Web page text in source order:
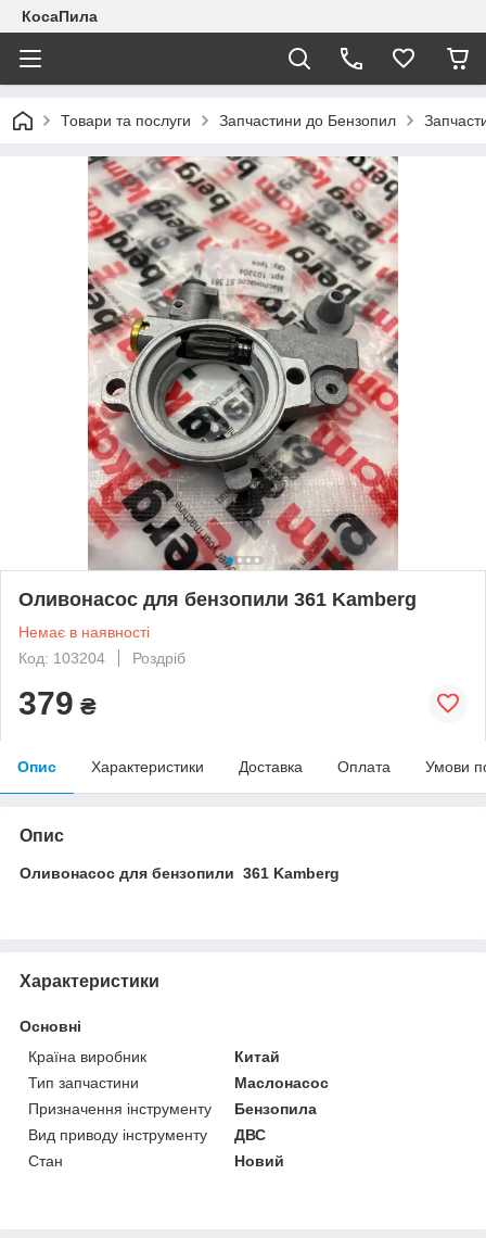
КосаПила
Товари та послуги Запчастини до Бензопил
Оливонасос для бензопили 361 Kamberg
Немає в наявності
Код: 103204
Роздріб
379 ₴
Опис Характеристики Доставка Оплата Умови
Опис
Оливонасос для бензопили 361 Kamberg
Характеристики
Основні
Країна виробник
Китай
Тип запчастини
Маслонасос
Призначення інструменту
Бензопила
Вид приводу інструменту
ДВС
Стан
Новий